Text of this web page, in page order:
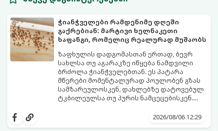
ჭიანჭველები რამდენიმე დღეში
გაქრებიან: მარტივი ხელნაკეთი
ხაფანგი, რომელიც რეალურად მუშაობს
ზაფხულის დადგომასთან ერთად, ბევრ
სახლსა თუ აგარაკზე იწყება ნამდვილი
ბრძოლა ჭიანჭველებთან. ეს პატარა
მწერები მომენტალურად პოულობენ გზას
სამზარეულოსკენ, დახლებზე დატოვებულ
ტკბილეულსა თუ პურის ნამცეცებისკენ.
სპრეი და შხამქიმიკატი იყიდება, თუმცა
მარტივი, უსაფრთხო და იაფი2026/08/06 12:29